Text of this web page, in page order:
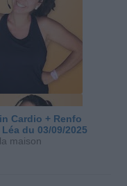
Cardio + Renfo
du 03/09/2025
maison